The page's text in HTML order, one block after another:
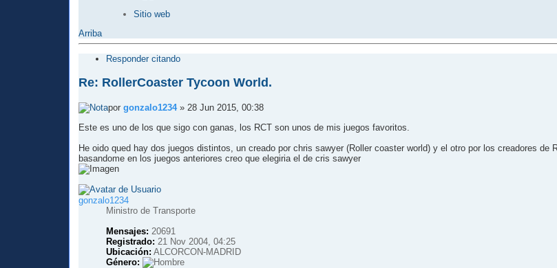
Sitio web
Arriba
Responder citando
Re: RollerCoaster Tycoon World.
porgonzalo1234» 28 Jun 2015, 00:38
Este es uno de los que sigo con ganas, los RCT son unos de mis juegos favoritos.
He oido qued hay dos juegos distintos, un creado por chris sawyer (Roller coaster world) y el otro por los creadores
basandome en los juegos anteriores creo que elegiria el de cris sawyer
gonzalo1234
Ministro de Transporte
Mensajes: 20691
Registrado: 21 Nov 2004, 04:25
Ubicación: ALCORCON-MADRID
Género: